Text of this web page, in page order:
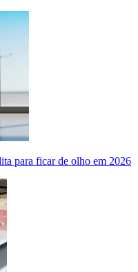
para ficar de olho em 2026